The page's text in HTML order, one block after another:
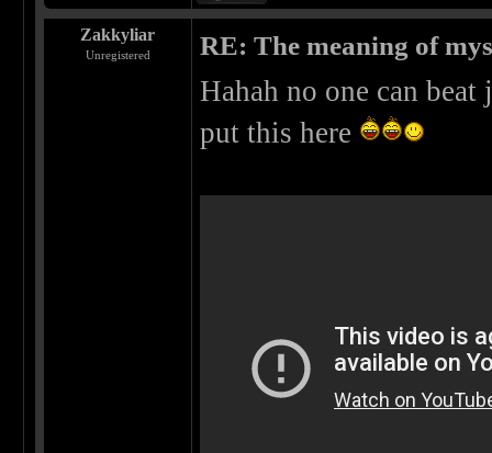
Zakkyliar
Unregistered RE: The meaning of
Hahah no one can
put this here